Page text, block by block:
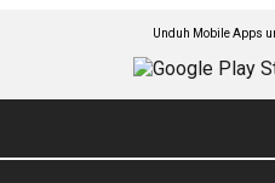
Unduh Mobile Apps